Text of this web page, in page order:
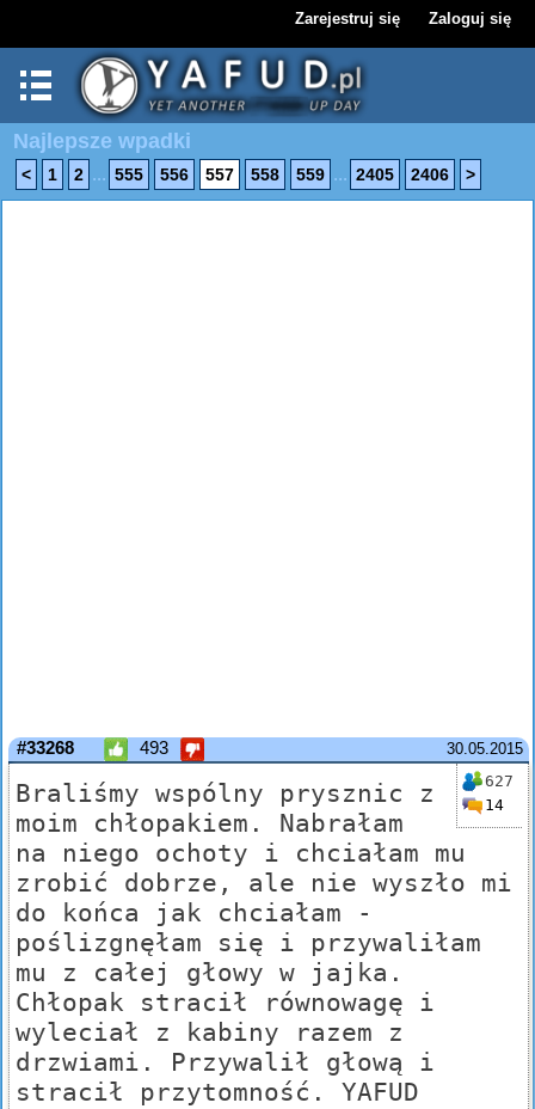
Zarejestruj się Zaloguj się
Najlepsze wpadki
< 1 2 ... 555 556 557 558 559 ... 2405 2406 >
30.05.2015
#33268 493
627
14
Braliśmy wspólny prysznic z
moim chłopakiem. Nabrałam
na niego ochoty i chciałam mu
zrobić dobrze, ale nie wyszło mi
do końca jak chciałam -
poślizgnęłam się i przywaliłam
mu z całej głowy w jajka.
Chłopak stracił równowagę i
wyleciał z kabiny razem z
drzwiami. Przywalił głową i
stracił przytomność. YAFUD